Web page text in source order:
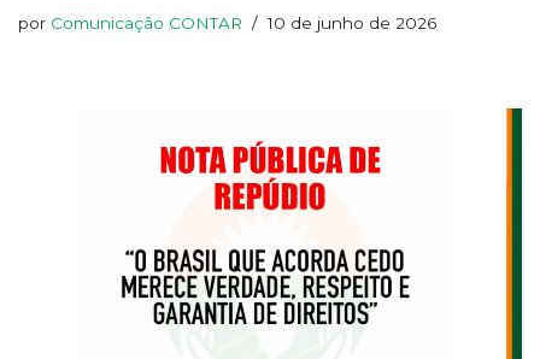
por Comunicação CONTAR 10 de junho de 2026